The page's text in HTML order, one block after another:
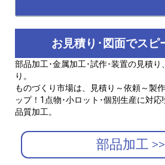
お見積り･図面でスピ
部品加工･金属加工･試作･装置の見積
り。
ものづくり市場は、見積り～依頼～製
ップ！1点物･小ロット･個別生産に対
品質加工。
部品加工